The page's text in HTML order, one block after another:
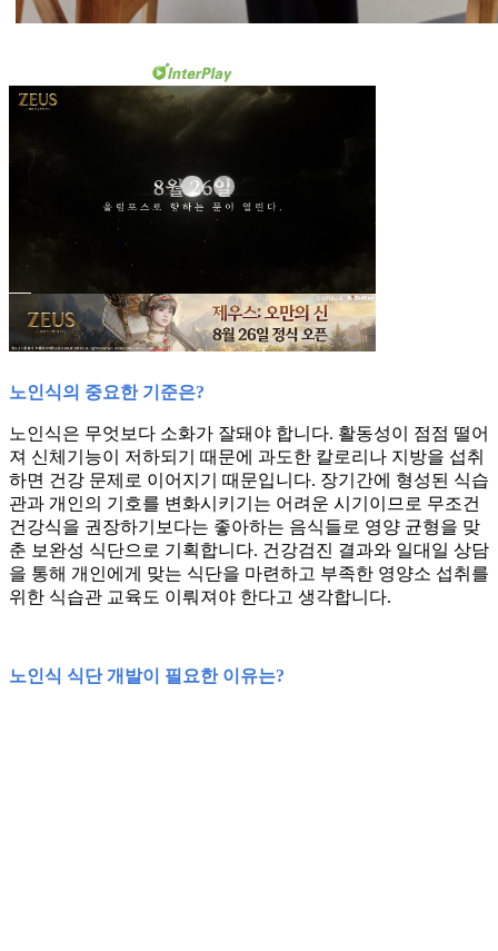
노인식의 중요한 기준은?
노인식은 무엇보다 소화가 잘돼야 합니다. 활동성이 점점 떨어
져 신체기능이 저하되기 때문에 과도한 칼로리나 지방을 섭취
하면 건강 문제로 이어지기 때문입니다. 장기간에 형성된 식습
관과 개인의 기호를 변화시키기는 어려운 시기이므로 무조건
건강식을 권장하기보다는 좋아하는 음식들로 영양 균형을 맞
춘 보완성 식단으로 기획합니다. 건강검진 결과와 일대일 상담
을 통해 개인에게 맞는 식단을 마련하고 부족한 영양소 섭취를
위한 식습관 교육도 이뤄져야 한다고 생각합니다.
노인식 식단 개발이 필요한 이유는?